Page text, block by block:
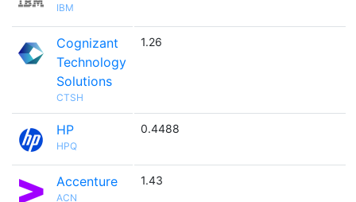
IBM
Cognizant
Technology
Solutions
CTSH
1.26
HP
HPQ
0.4488
Accenture
ACN
1.43